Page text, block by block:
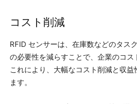
コスト削減
RFID センサーは、在庫数などのタス
の必要性を減らすことで、企業のコス
これにより、大幅なコスト削減と収益
ます。